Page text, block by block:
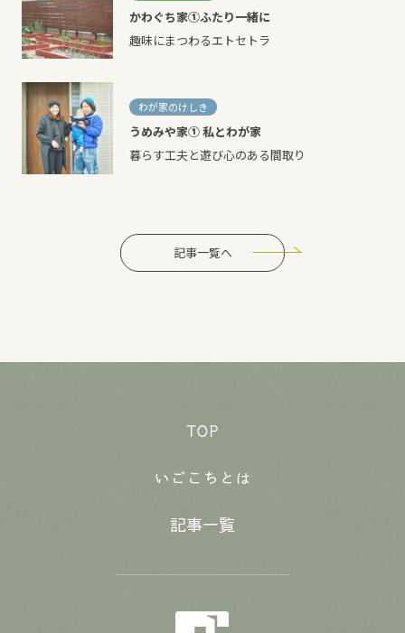
かわぐち家①ふたり一緒に
趣味にまつわるエトセトラ
わが家のけしき
うめみや家① 私とわが家
暮らす工夫と遊び心のある間取り
記事一覧へ
TOP
いごこちとは
記事一覧